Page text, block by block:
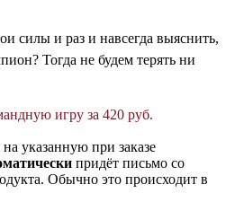
силы и раз и навсегда выяснить,
Тогда не будем терять ни
игру за 420 руб.
указанную при заказе
придёт письмо со
Обычно это происходит в